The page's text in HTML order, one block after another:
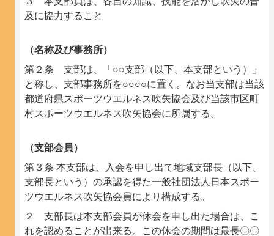
及に協力すること
（名称及び事務所）
第２条 支部は、「○○支部（以下、本支部という）」
と称し、支部事務所を○○○○に置く。なお当支部は当該
都道府県スポーツウエルネス吹矢協会及び当該市区町
村スポーツウエルネス吹矢協会に所属する。
（支部会員）
第３条 本支部は、入会を申し出て地域支部長（以下、
支部長という）の承認を得た一般社団法人日本スポー
ツウエルネス吹矢協会員により構成する。
２ 支部長は本支部会員が休会を申し出た場合は、こ
れを認めることが出来る。この休会の期間は最長〇〇